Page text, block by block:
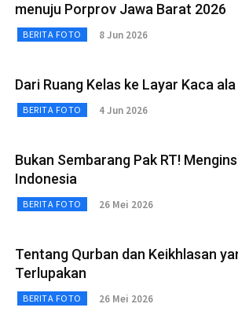
menuju Porprov Jawa Barat 2026
BERITA FOTO 8 Jun 2026
Dari Ruang Kelas ke Layar Kaca
BERITA FOTO 4 Jun 2026
Bukan Sembarang Pak RT!
Indonesia
BERITA FOTO 26 Mei 2026
Tentang Qurban dan Keikhlasan
Terlupakan
BERITA FOTO 26 Mei 2026